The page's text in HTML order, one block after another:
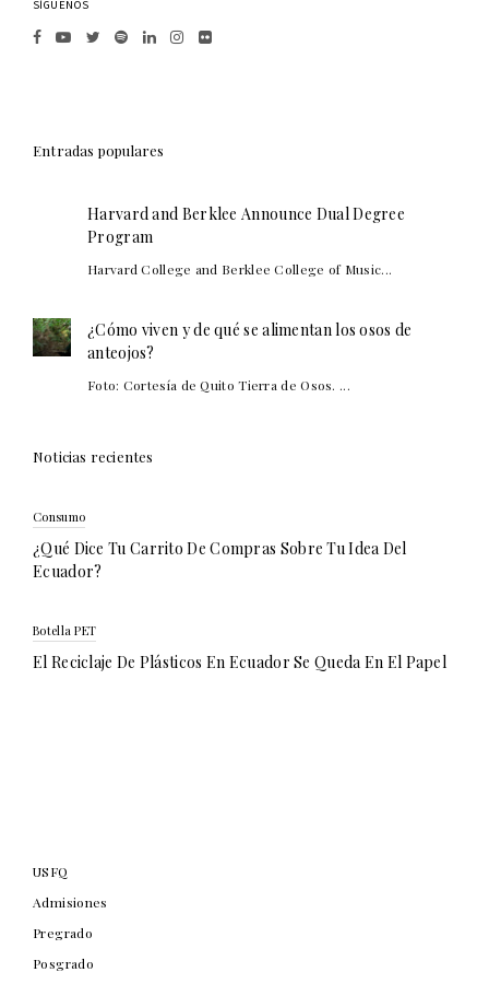
SÍGUENOS
Entradas populares
Harvard and Berklee Announce Dual Degree
Program
Harvard College and Berklee College of Music...
¿Cómo viven y de qué se alimentan los osos de
anteojos?
Foto: Cortesía de Quito Tierra de Osos. ...
Noticias recientes
Consumo
¿Qué Dice Tu Carrito De Compras Sobre Tu Idea Del
Ecuador?
Botella PET
El Reciclaje De Plásticos En Ecuador Se Queda En El Papel
USFQ
Admisiones
Pregrado
Posgrado